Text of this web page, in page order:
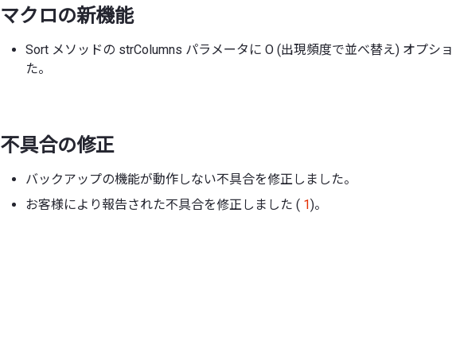
マクロの新機能
Sort メソッドの strColumns パラメータに O (出現頻度で並べ替え) オプシ
た。
不具合の修正
バックアップの機能が動作しない不具合を修正しました。
お客様により報告された不具合を修正しました ( 1)。